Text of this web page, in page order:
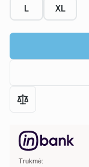
L XL
Trukmė: